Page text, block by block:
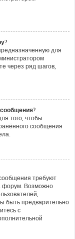
для
через ряд шагов,
того, чтобы
сообщения
требуют
форум. Возможно
быть предварительно
с